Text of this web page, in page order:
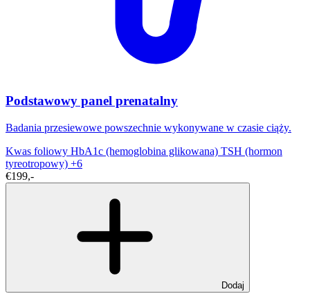
Podstawowy panel prenatalny
Badania przesiewowe powszechnie wykonywane w czasie ciąży.
Kwas foliowy HbA1c (hemoglobina glikowana) TSH (hormon
tyreotropowy) +6
€199,-
Dodaj